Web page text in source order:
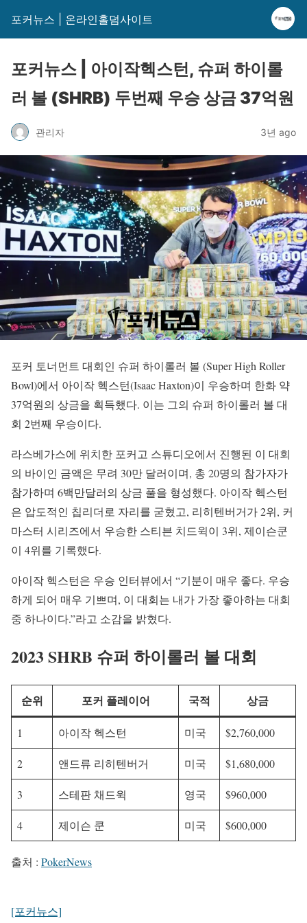
포커뉴스 | 온라인홀덤사이트
포커뉴스 | 아이작헥스턴, 슈퍼 하이롤
러 볼 (SHRB) 두번째 우승 상금 37억원
관리자 3년 ago
포커 토너먼트 대회인 슈퍼 하이롤러 볼 (Super High Roller
Bowl)에서 아이작 헥스턴(Isaac Haxton)이 우승하며 한화 약
37억원의 상금을 획득했다. 이는 그의 슈퍼 하이롤러 볼 대
회 2번째 우승이다.
라스베가스에 위치한 포커고 스튜디오에서 진행된 이 대회
의 바이인 금액은 무려 30만 달러이며, 총 20명의 참가자가
참가하며 6백만달러의 상금 풀을 형성했다. 아이작 헥스턴
은 압도적인 칩리더로 자리를 굳혔고, 리히텐버거가 2위, 커
마스터 시리즈에서 우승한 스티븐 치드윅이 3위, 제이슨쿤
이 4위를 기록했다.
아이작 헥스턴은 우승 인터뷰에서 “기분이 매우 좋다. 우승
하게 되어 매우 기쁘며, 이 대회는 내가 가장 좋아하는 대회
중 하나이다.”라고 소감을 밝혔다.
2023 SHRB 슈퍼 하이롤러 볼 대회
순위 포커 플레이어 국적 상금
1 아이작 헥스턴 미국 $2,760,000
2 앤드류 리히텐버거 미국 $1,680,000
3 스테판 채드윅 영국 $960,000
4 제이슨 쿤 미국 $600,000
출처 : PokerNews
[포커뉴스]